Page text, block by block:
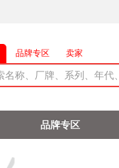
品牌专区 卖家
品牌专区